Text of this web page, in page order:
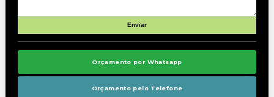
Orçamento por Whatsapp
Orçamento pelo Telefone